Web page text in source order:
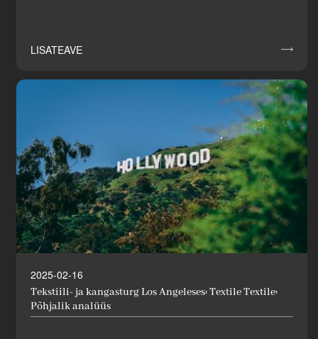
LISATEAVE 
2025-02-16
Tekstiili- ja kangasturg Los Angeleses: Textile Textile:
Põhjalik analüüs